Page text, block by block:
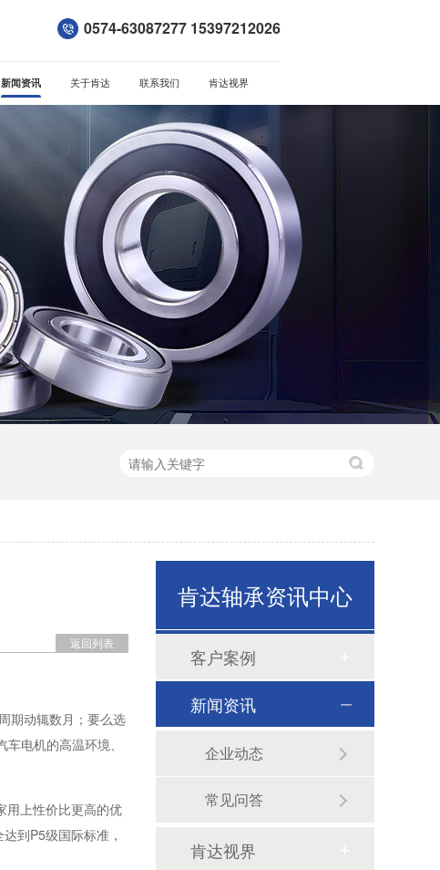
0574-63087277 15397212026
新闻资讯 关于肯达 联系我们 肯达视界
返回列表
期动辄数月；要么选
电机的高温环境、
用上性价比更高的优
到P5级国际标准，
肯达轴承资讯中心
客户案例
新闻资讯
企业动态
常见问答
肯达视界
小型机械器械电机